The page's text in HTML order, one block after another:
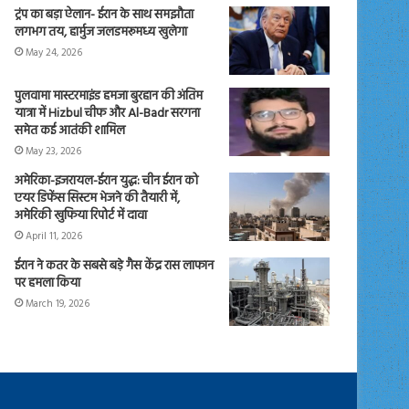
ट्रंप का बड़ा ऐलान- ईरान के साथ समझौता
लगभग तय, हार्मुज जलडमरूमध्य खुलेगा
May 24, 2026
पुलवामा मास्टरमाइंड हमजा बुरहान की अंतिम
यात्रा में Hizbul चीफ और Al-Badr सरगना
समेत कई आतंकी शामिल
May 23, 2026
अमेरिका-इजरायल-ईरान युद्ध: चीन ईरान को
एयर डिफेंस सिस्टम भेजने की तैयारी में,
अमेरिकी खुफिया रिपोर्ट में दावा
April 11, 2026
ईरान ने कतर के सबसे बड़े गैस केंद्र रास लाफान
पर हमला किया
March 19, 2026